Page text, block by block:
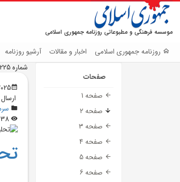
موسسه فرهنگی و مطبوعاتی روزنامه جمهوری اسلامی
روزنامه جمهوری اسلامی اخبار و مقالات آرشیو روزنامه
صفحات
صفحه 1
صفحه 2
صفحه 3
صفحه 4
صفحه 5
صفحه 6
شماره 13225
PM